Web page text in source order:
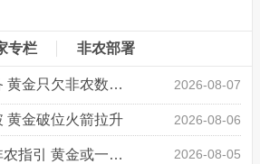
专栏 非农部署
领峰金评：万事俱备 黄金只欠非农数据“东风” 2026-08-07
黄金破位火箭拉升 2026-08-06
领峰金评：静待小非农指引 黄金或一击破局 2026-08-05